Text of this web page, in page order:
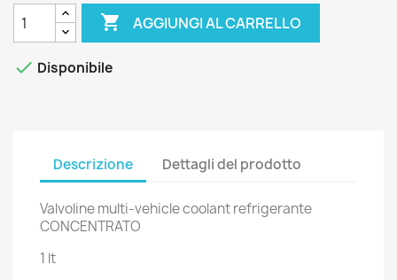
 AGGIUNGI AL CARRELLO
 Disponibile
Descrizione Dettagli del prodotto
Valvoline multi-vehicle coolant refrigerante
CONCENTRATO
1 lt